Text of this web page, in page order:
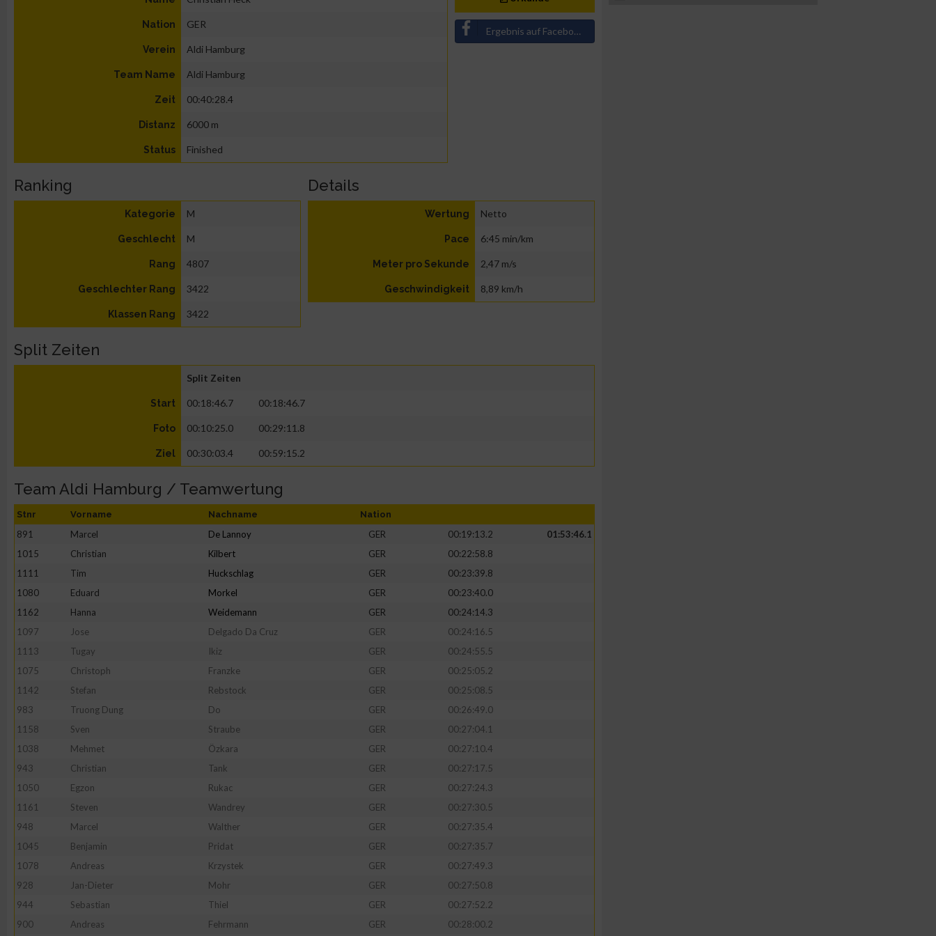
Nation GER
Verein Aldi Hamburg
Team Name Aldi Hamburg
Zeit 00:40:28.4
Distanz 6000 m
Status Finished
Ergebnis auf Facebook teilen
Ranking
Kategorie M
Geschlecht M
Rang 4807
Geschlechter Rang 3422
Klassen Rang 3422
Details
Wertung Netto
Pace 6:45 min/km
Meter pro Sekunde 2,47 m/s
Geschwindigkeit 8,89 km/h
Split Zeiten
Split Zeiten
Start 00:18:46.7 00:18:46.7
Foto 00:10:25.0 00:29:11.8
Ziel 00:30:03.4 00:59:15.2
Team Aldi Hamburg / Teamwertung
Stnr Vorname Nachname Nation
891 Marcel De Lannoy GER 00:19:13.2
01:53:46.1
1015
Christian Kilbert GER
00:22:58.8
1111
Tim Huckschlag GER
00:23:39.8
1080
Eduard Morkel GER
00:23:40.0
1162
Hanna Weidemann GER
00:24:14.3
1097
Jose Delgado Da Cruz GER
00:24:16.5
1113
Tugay Ikiz GER
00:24:55.5
1075
Christoph Franzke GER
00:25:05.2
1142
Stefan Rebstock GER
00:25:08.5
983
Truong Dung Do GER
00:26:49.0
1158
Sven Straube GER
00:27:04.1
1038
Mehmet Özkara GER
00:27:10.4
943
Christian Tank GER
00:27:17.5
1050
Egzon Rukac GER
00:27:24.3
1161
Steven Wandrey GER
00:27:30.5
948
Marcel Walther GER
00:27:35.4
1045
Benjamin Pridat GER
00:27:35.7
1078
Andreas Krzystek GER
00:27:49.3
928
Jan-Dieter Mohr GER
00:27:50.8
944
Sebastian Thiel GER
00:27:52.2
900
Andreas Fehrmann GER
00:28:00.2